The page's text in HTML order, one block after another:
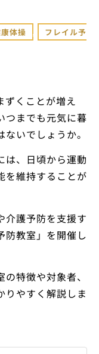
体操 ,
フレイル予
ずくことが増え
つまでも元気に暮
いでしょうか。
は、日頃から運動
を維持することが
介護予防を支援す
防教室」を開催し
特徴や対象者、
りやすく解説しま